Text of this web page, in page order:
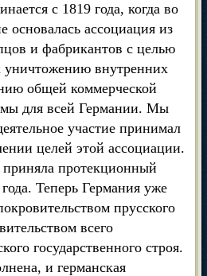
с 1819 года, когда во
ассоциация из
и фабрикантов с целью
внутренних
общей коммерческой
для всей Германии. Мы
участие принимал
целей этой ассоциации.
приняла протекционный
Теперь Германия уже
прусского
всего
государственного строя.
и германская